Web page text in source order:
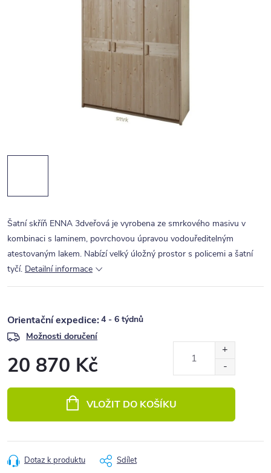
Šatní skříň ENNA 3dveřová je vyrobena ze smrkového masivu v
kombinaci s laminem, povrchovou úpravou vodouředitelným
atestovaným lakem. Nabízí velký úložný prostor s policemi a šatní
tyčí. Detailní informace
4 - 6 týdnů
Možnosti doručení
20 870 Kč
VLOŽIT DO KOŠÍKU
Dotaz k produktu Sdílet